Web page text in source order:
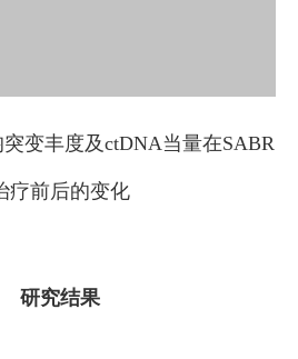
变丰度及ctDNA当量在SABR
疗前后的变化
研究结果